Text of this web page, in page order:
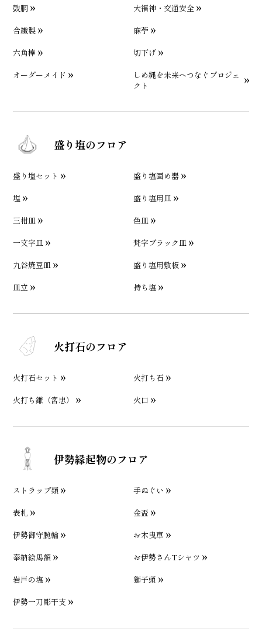
鼓胴
大福神・交通安全
合繊製
麻苧
六角棒
切下げ
オーダーメイド
しめ縄を未来へつなぐプロジェ
クト
盛り塩のフロア
盛り塩セット
盛り塩固め器
塩
盛り塩用皿
三柑皿
色皿
一文字皿
梵字ブラック皿
九谷焼豆皿
盛り塩用敷板
皿立
持ち塩
火打石のフロア
火打石セット
火打ち石
火打ち鎌（宮忠）
火口
伊勢縁起物のフロア
ストラップ類
手ぬぐい
表札
金盃
伊勢御守腕輪
お木曳車
奉納絵馬額
お伊勢さんTシャツ
岩戸の塩
獅子頭
伊勢一刀彫干支